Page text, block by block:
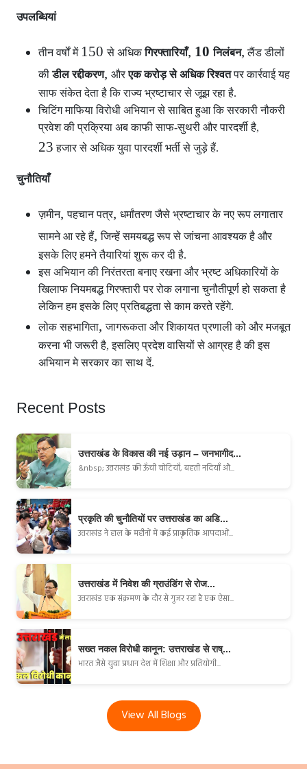
उपलब्धियां
तीन वर्षों में 150से अधिकगिरफ्तारियाँ, 10निलंबन, लैंड डीलों
की डील रद्दीकरण, और एक करोड़ से अधिक रिश्वत पर कार्रवाई यह
साफ संकेत देता है कि राज्य भ्रष्टाचार से जूझ रहा है.
चिटिंग माफिया विरोधी अभियान से साबित हुआ कि सरकारी नौकरी
प्रवेश की प्रक्रिया अब काफी साफ-सुथरी और पारदर्शी है,
23 हजार से अधिक युवा पारदर्शी भर्ती से जुड़े हैं.
चुनौतियाँ
ज़मीन,पहचान पत्र, धर्मांतरण जैसे भ्रष्टाचार के नए रूप लगातार
सामने आ रहे हैं,जिन्हें समयबद्ध रूप से जांचना आवश्यक है और
इसके लिए हमने तैयारियां शुरू कर दी है.
इस अभियान की निरंतरता बनाए रखना और भ्रष्ट अधिकारियों के
खिलाफ नियमबद्ध गिरफ्तारी पर रोक लगाना चुनौतीपूर्ण हो सकता है
लेकिन हम इसके लिए प्रतिबद्धता से काम करते रहेंगे.
लोक सहभागिता,जागरूकता और शिकायत प्रणाली को और मजबूत
करना भी जरूरी है, इसलिए प्रदेश वासियों से आग्रह है की इस
अभियान मे सरकार का साथ दें.
Recent Posts
उत्तराखंड के विकास की नई उड़ान – जनभागीद...
&nbsp; उत्तराखंड की ऊँची चोटियाँ, बहती नदियाँ औ...
प्रकृति की चुनौतियों पर उत्तराखंड का अडि...
उत्तराखंड ने हाल के महीनों में कई प्राकृतिक आपदाओं...
उत्तराखंड में निवेश की ग्राउंडिंग से रोज...
उत्तराखंड एक संक्रमण के दौर से गुजर रहा है एक ऐसा...
सख्त नकल विरोधी कानून: उत्तराखंड से राष्...
भारत जैसे युवा प्रधान देश में शिक्षा और प्रतियोगी...
View All Blogs